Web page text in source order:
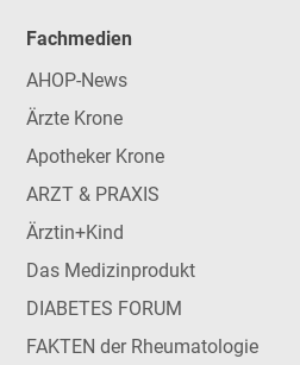
Fachmedien
AHOP-News
Ärzte Krone
Apotheker Krone
ARZT & PRAXIS
Ärztin+Kind
Das Medizinprodukt
DIABETES FORUM
FAKTEN der Rheumatologie